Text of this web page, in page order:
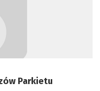
Parkietu